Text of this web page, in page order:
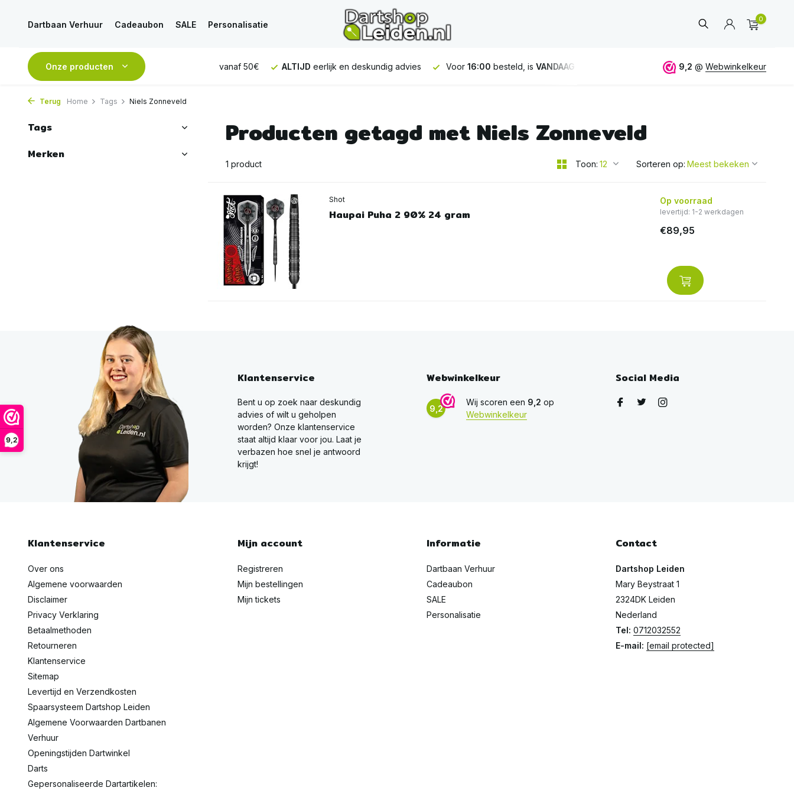
9,2
Dartbaan Verhuur Cadeaubon SALE Personalisatie
0
Onze producten
is VANDAAGverstuurd GRATIS verzending vanaf 50€ ALTIJD eerlijk en deskundig advies Voor 16:00 besteld, is VANDAAG GRATISverzending vanaf 50€
9,2 @ Webwinkelkeur
Terug Home Tags Niels Zonneveld
Tags
Merken
Producten getagd met Niels Zonneveld
1 product Toon: Sorteren op:
Shot
Haupai Puha 2 90% 24 gram
Op voorraad
levertijd: 1-2 werkdagen
€89,95
Klantenservice
Bent u op zoek naar deskundig
advies of wilt u geholpen
worden? Onze klantenservice
staat altijd klaar voor jou. Laat je
verbazen hoe snel je antwoord
krijgt!
Webwinkelkeur
9,2
Wij scoren een 9,2 op
Webwinkelkeur
Social Media
Klantenservice
Over ons
Algemene voorwaarden
Disclaimer
Privacy Verklaring
Betaalmethoden
Retourneren
Klantenservice
Sitemap
Levertijd en Verzendkosten
Spaarsysteem Dartshop Leiden
Algemene Voorwaarden Dartbanen
Verhuur
Openingstijden Dartwinkel
Darts
Gepersonaliseerde Dartartikelen:
Mijn account
Registreren
Mijn bestellingen
Mijn tickets
Informatie
Dartbaan Verhuur
Cadeaubon
SALE
Personalisatie
Contact
Dartshop Leiden
Mary Beystraat 1
2324DK Leiden
Nederland
Tel: 0712032552
E-mail: [email protected]